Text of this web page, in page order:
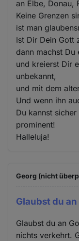
an Elbe, Donau,
Keine Grenzen
ist man
Ist Dir Dein Gott
dann machst Du
und kreierst Dir
unbekannt,
und mit dem
Und wenn ihn
Du kannst
prominent!
Halleluja!
Georg (nicht
Glaubst du
Glaubst du an
nichts verkehrt.